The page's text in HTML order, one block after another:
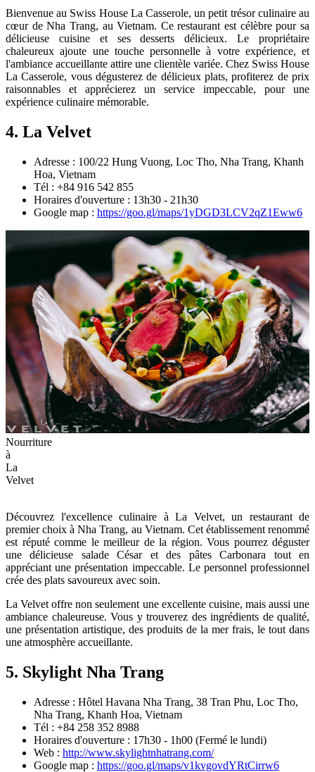
Bienvenue au Swiss House La Casserole, un petit trésor culinaire au
cœur de Nha Trang, au Vietnam. Ce restaurant est célèbre pour sa
délicieuse cuisine et ses desserts délicieux. Le propriétaire
chaleureux ajoute une touche personnelle à votre expérience, et
l'ambiance accueillante attire une clientèle variée. Chez Swiss House
La Casserole, vous dégusterez de délicieux plats, profiterez de prix
raisonnables et apprécierez un service impeccable, pour une
expérience culinaire mémorable.
4. La Velvet
Adresse : 100/22 Hung Vuong, Loc Tho, Nha Trang, Khanh
Hoa, Vietnam
Tél : +84 916 542 855
Horaires d'ouverture : 13h30 - 21h30
Google map : https://goo.gl/maps/1yDGD3LCV2qZ1Eww6
Nourriture
à
La
Velvet
Découvrez l'excellence culinaire à La Velvet, un restaurant de
premier choix à Nha Trang, au Vietnam. Cet établissement renommé
est réputé comme le meilleur de la région. Vous pourrez déguster
une délicieuse salade César et des pâtes Carbonara tout en
appréciant une présentation impeccable. Le personnel professionnel
crée des plats savoureux avec soin.
La Velvet offre non seulement une excellente cuisine, mais aussi une
ambiance chaleureuse. Vous y trouverez des ingrédients de qualité,
une présentation artistique, des produits de la mer frais, le tout dans
une atmosphère accueillante.
5. Skylight Nha Trang
Adresse : Hôtel Havana Nha Trang, 38 Tran Phu, Loc Tho,
Nha Trang, Khanh Hoa, Vietnam
Tél : +84 258 352 8988
Horaires d'ouverture : 17h30 - 1h00 (Fermé le lundi)
Web : http://www.skylightnhatrang.com/
Google map : https://goo.gl/maps/v1kvgovdYRtCirrw6